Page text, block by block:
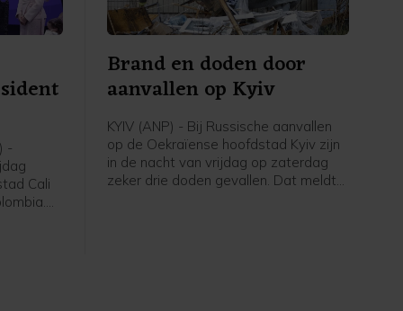
-
Cali
Brand en doden door
aanvallen op Kyiv
KYIV (ANP) - Bij Russische aanvallen
op de Oekraïense hoofdstad Kyiv zijn
in de nacht van vrijdag op zaterdag
zeker drie doden gevallen. Dat meldt